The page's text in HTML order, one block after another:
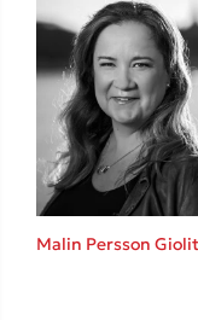
Malin Persson